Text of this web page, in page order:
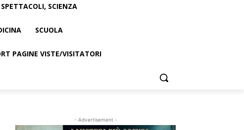
SCIENZA
SCUOLA
PAGINE VISTE/VISITATORI
- Advertisement -